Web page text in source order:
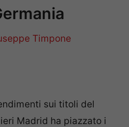
Timpone
sui titoli del
Madrid ha piazzato i